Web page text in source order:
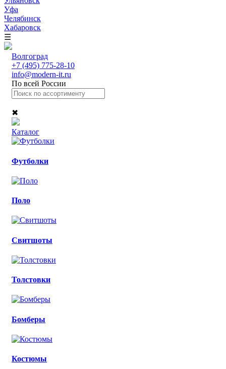
Уфа
Челябинск
Хабаровск
☰
Волгоград
+7 (495) 775-28-10
info@modern-it.ru
По всей России
✖
Каталог
Футболки
Поло
Свитшоты
Толстовки
Бомберы
Костюмы